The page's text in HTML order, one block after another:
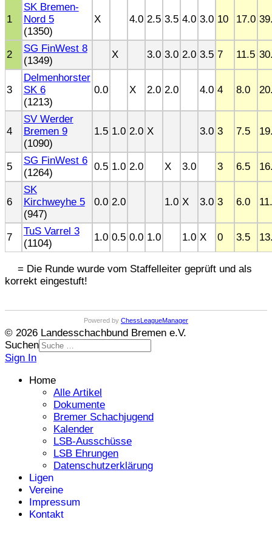
1
SK Bremen-
Nord 5
(1350)
X 4.0 2.5 3.5 4.0 3.0 10 17.0
2
SG FinWest 8
(1349)
X 3.0 3.0 2.0 3.5 7 11.5
3
Delmenhorster
SK 6
(1213)
0.0 X 2.0 2.0 4.0 4 8.0
4
SV Werder
Bremen 9
(1090)
1.5 1.0 2.0 X 3.0 3 7.5
5
SG FinWest 6
(1264)
0.5 1.0 2.0 X 3.0 3 6.5
6
SK
Kirchweyhe 5
(947)
0.0 2.0 1.0 X 3.0 3 6.0
7
TuS Varrel 3
(1104)
1.0 0.5 0.0 1.0 1.0 X 0 3.5
= Die Runde wurde vom Staffelleiter geprüft und als
korrekt eingestuft!
Powered by ChessLeagueManager
© 2026 Landesschachbund Bremen e.V.
Suchen
Sign In
Home
Alle Artikel
Dokumente
Bremer Schachjugend
Kalender
LSB-Ausschüsse
LSB Ehrungen
Datenschutzerklärung
Ligen
Vereine
Impressum
Kontakt